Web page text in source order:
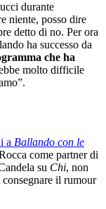
durante
niente, posso dire
detto di no. Per ora
ha successo da
che ha
molto difficile
a Ballando con le
come partner di
su Chi, non
consegnare il rumour